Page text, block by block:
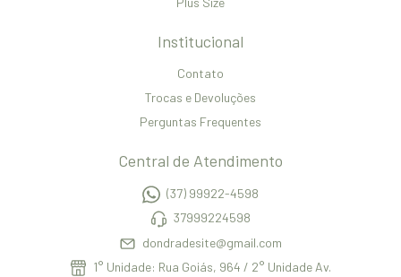
Institucional
Contato
Trocas e Devoluções
Perguntas Frequentes
Central de Atendimento
(37) 99922-4598
37999224598
dondradesite@gmail.com
1° Unidade: Rua Goiás, 964 / 2° Unidade Av.